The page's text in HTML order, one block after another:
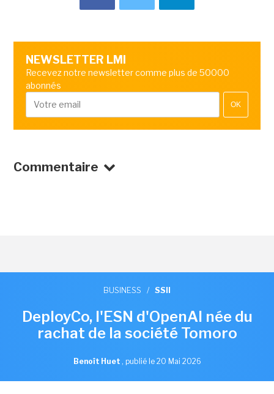
NEWSLETTER LMI
Recevez notre newsletter comme plus de 50000
abonnés
OK
Commentaire
BUSINESS / SSII
DeployCo, l'ESN d'OpenAI née du
rachat de la société Tomoro
Benoît Huet , publié le 20 Mai 2026